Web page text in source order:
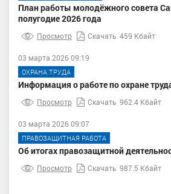
План работы молодёжного совета
полугодие 2026 года
Просмотр Скачать 459 Кбайт
03 марта 2026 09:19
ОХРАНА ТРУДА
Информация о работе по охране
Просмотр Скачать 962.4 Кбайт
03 марта 2026 09:07
ПРАВОЗАЩИТНАЯ РАБОТА
Об итогах правозащитной
Просмотр Скачать 987.5 Кбайт